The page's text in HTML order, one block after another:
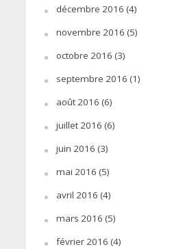
décembre 2016 (4)
novembre 2016 (5)
octobre 2016 (3)
septembre 2016 (1)
août 2016 (6)
juillet 2016 (6)
juin 2016 (3)
mai 2016 (5)
avril 2016 (4)
mars 2016 (5)
février 2016 (4)